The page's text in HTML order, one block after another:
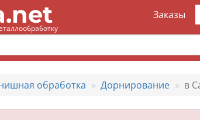
Заказы
обработка Дорнирование в